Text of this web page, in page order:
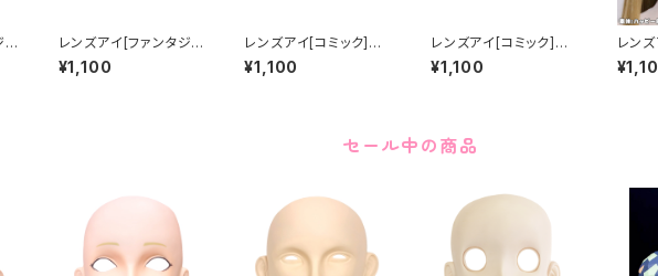
レンズアイ[ファンタジ
ー]グリーン Lens eye
[Fantasy] Green
¥1,100
レンズアイ[コミック]ブ
ルー Lens eye [Comi
c] Blue
¥1,100
レンズアイ[コミック]ゴ
ールド Lens eye [Co
mic] Gold
¥1,100
レン
ロー
ey]
セール中の商品